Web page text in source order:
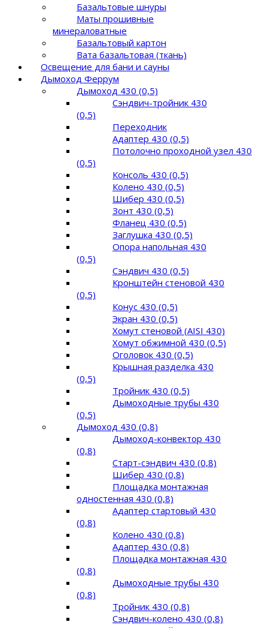
Базальтовые шнуры
Маты прошивные
минераловатные
Базальтовый картон
Вата базальтовая (ткань)
Освещение для бани и сауны
Дымоход Феррум
Дымоход 430 (0,5)
Сэндвич-тройник 430
(0,5)
Переходник
Адаптер 430 (0,5)
Потолочно проходной узел 430
(0,5)
Консоль 430 (0,5)
Колено 430 (0,5)
Шибер 430 (0,5)
Зонт 430 (0,5)
Фланец 430 (0,5)
Заглушка 430 (0,5)
Опора напольная 430
(0,5)
Сэндвич 430 (0,5)
Кронштейн стеновой 430
(0,5)
Конус 430 (0,5)
Экран 430 (0,5)
Хомут стеновой (AISI 430)
Хомут обжимной 430 (0,5)
Оголовок 430 (0,5)
Крышная разделка 430
(0,5)
Тройник 430 (0,5)
Дымоходные трубы 430
(0,5)
Дымоход 430 (0,8)
Дымоход-конвектор 430
(0,8)
Старт-сэндвич 430 (0,8)
Шибер 430 (0,8)
Площадка монтажная
одностенная 430 (0,8)
Адаптер стартовый 430
(0,8)
Колено 430 (0,8)
Адаптер 430 (0,8)
Площадка монтажная 430
(0,8)
Дымоходные трубы 430
(0,8)
Тройник 430 (0,8)
Сэндвич-колено 430 (0,8)